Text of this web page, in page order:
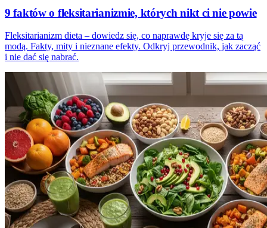
9 faktów o fleksitarianizmie, których nikt ci nie powie
Fleksitarianizm dieta – dowiedz się, co naprawdę kryje się za tą
modą. Fakty, mity i nieznane efekty. Odkryj przewodnik, jak zacząć
i nie dać się nabrać.